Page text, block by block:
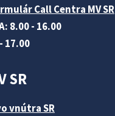
Call Centra MV SR
8.00 - 16.00
17.00
SR
vnútra SR